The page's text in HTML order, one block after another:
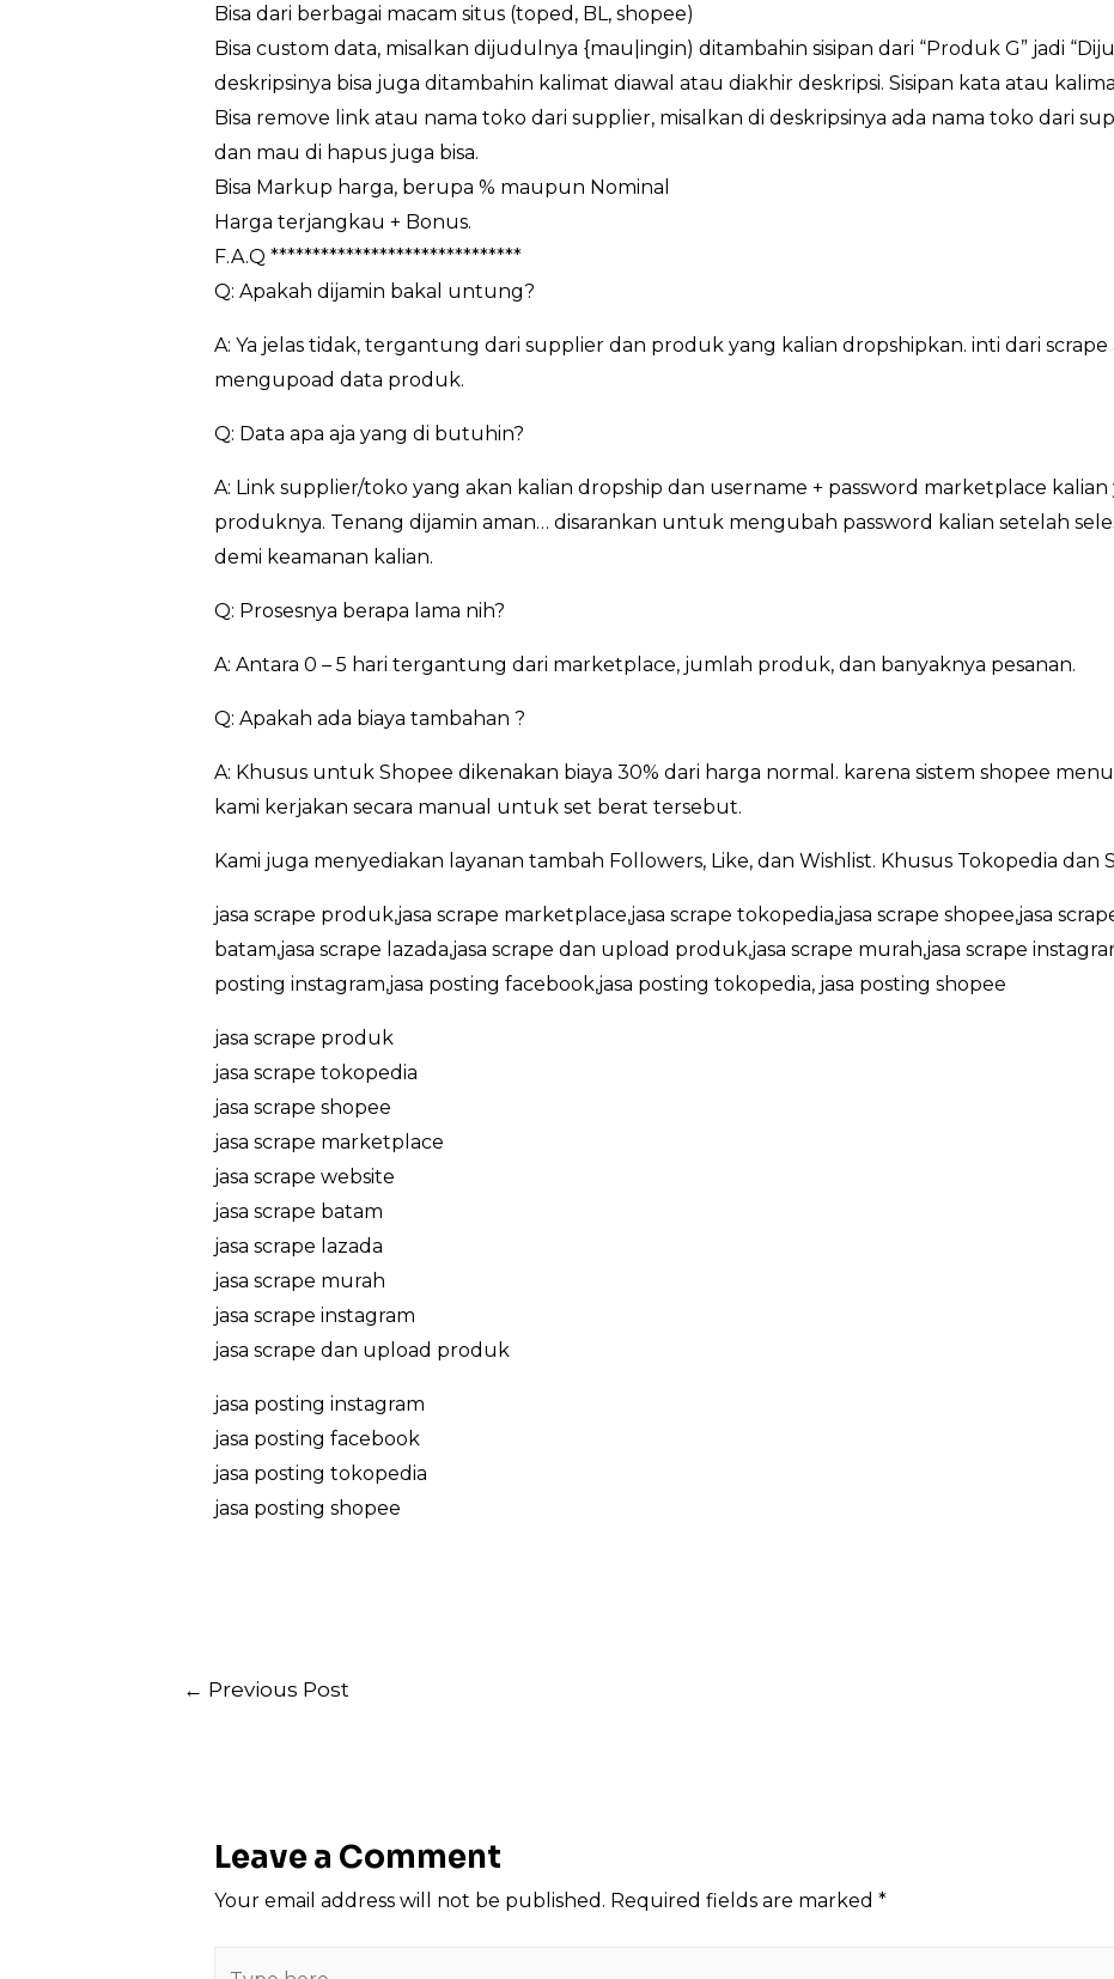
Bisa dari berbagai macam situs (toped, BL, shopee)
Bisa custom data, misalkan dijudulnya {mau|ingin) ditambahin sisipan dari “Produk G” jadi
deskripsinya bisa juga ditambahin kalimat diawal atau diakhir deskripsi. Sisipan kata atau
Bisa remove link atau nama toko dari supplier, misalkan di deskripsinya ada nama toko dari
dan mau di hapus juga bisa.
Bisa Markup harga, berupa % maupun Nominal
Harga terjangkau + Bonus.
F.A.Q ******************************
Q: Apakah dijamin bakal untung?
A: Ya jelas tidak, tergantung dari supplier dan produk yang kalian dropshipkan. inti dari
mengupoad data produk.
Q: Data apa aja yang di butuhin?
A: Link supplier/toko yang akan kalian dropship dan username + password marketplace
produknya. Tenang dijamin aman… disarankan untuk mengubah password kalian setelah
demi keamanan kalian.
Q: Prosesnya berapa lama nih?
A: Antara 0 – 5 hari tergantung dari marketplace, jumlah produk, dan banyaknya pesanan.
Q: Apakah ada biaya tambahan ?
A: Khusus untuk Shopee dikenakan biaya 30% dari harga normal. karena sistem shopee
kami kerjakan secara manual untuk set berat tersebut.
Kami juga menyediakan layanan tambah Followers, Like, dan Wishlist. Khusus Tokopedia dan
jasa scrape produk,jasa scrape marketplace,jasa scrape tokopedia,jasa scrape shopee,jasa
batam,jasa scrape lazada,jasa scrape dan upload produk,jasa scrape murah,jasa scrape
posting instagram,jasa posting facebook,jasa posting tokopedia, jasa posting shopee
jasa scrape produk
jasa scrape tokopedia
jasa scrape shopee
jasa scrape marketplace
jasa scrape website
jasa scrape batam
jasa scrape lazada
jasa scrape murah
jasa scrape instagram
jasa scrape dan upload produk
jasa posting instagram
jasa posting facebook
jasa posting tokopedia
jasa posting shopee
Post
← Previous Post
Leave a Comment
Your email address will not be published. Required fields are marked *